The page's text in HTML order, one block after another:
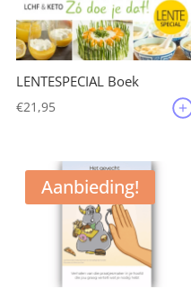
LENTESPECIAL Boek
€21,95
Aanbieding!